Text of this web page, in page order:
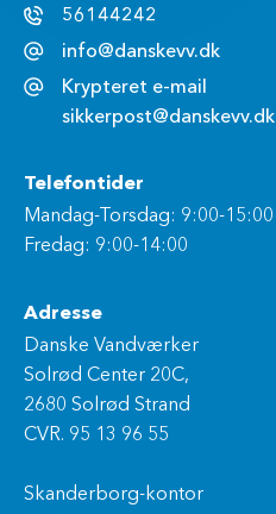
56144242
info@danskevv.dk
Krypteret e-mail
sikkerpost@danskevv.dk
Telefontider
Mandag-Torsdag: 9:00-15:00
Fredag: 9:00-14:00
Adresse
Danske Vandværker
Solrød Center 20C,
2680 Solrød Strand
CVR. 95 13 96 55
Skanderborg-kontor